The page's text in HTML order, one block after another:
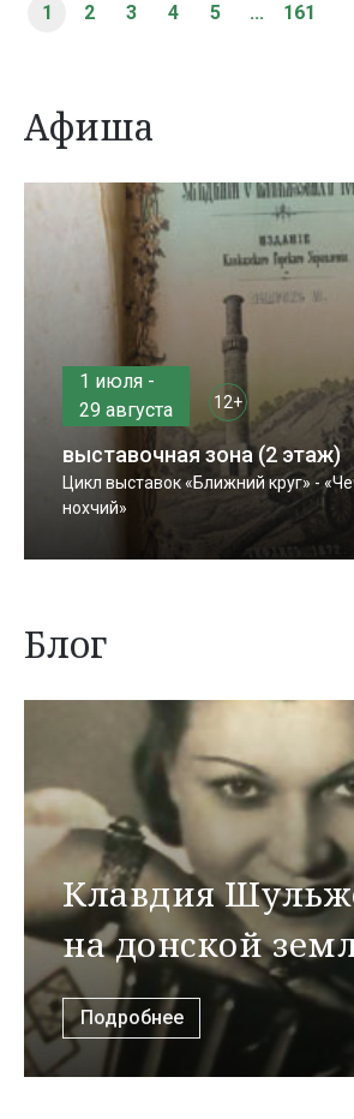
1 2 3 4 5 ... 161
Афиша
1 июля -
29 августа
12+
выставочная зона (2 этаж)
Цикл выставок «Ближний круг» -
нохчий»
Блог
Клавдия
на донской
Подробнее